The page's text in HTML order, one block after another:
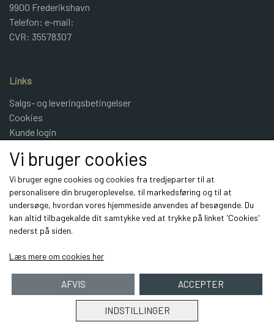
9900 Frederikshavn
Telefon: e-mail:
CVR: 35578307
Links
Salgs- og leveringsbetingelser
Cookies
Kunde login
Kontakt
Sociale medier
Vi bruger cookies
Vi bruger egne cookies og cookies fra tredjeparter til at
personalisere din brugeroplevelse, til markedsføring og til at
undersøge, hvordan vores hjemmeside anvendes af besøgende. Du
kan altid tilbagekalde dit samtykke ved at trykke på linket 'Cookies'
nederst på siden.
Læs mere om cookies her
INDSTILLINGER
AFVIS ACCEPTER